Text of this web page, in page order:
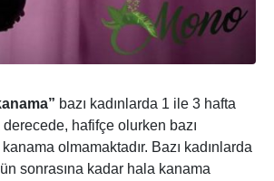
bazı kadınlarda 1 ile 3 hafta
derecede, hafifçe olurken bazı
olmamaktadır. Bazı kadınlarda
sonrasına kadar hala kanama